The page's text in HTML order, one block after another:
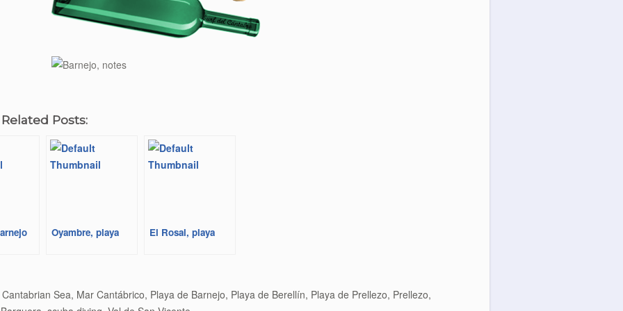
Posts:
Oyambre, playa El Rosal, playa
Cantabrian Sea, Mar Cantábrico, Playa de Barnejo, Playa de Berellín, Playa de Prellezo, Prellezo,